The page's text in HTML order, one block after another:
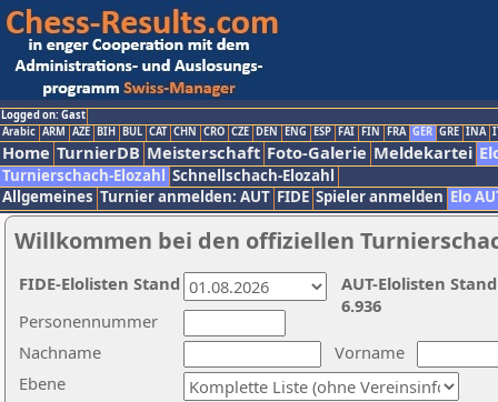
Logged on: Gast
Arabic ARM AZE BIH BUL CAT CHN CRO CZE DEN ENG ESP FAI FIN FRA GER GRE INA
Home TurnierDB Meisterschaft Foto-Galerie Meldekartei
Turnierschach-Elozahl Schnellschach-Elozahl
Allgemeines Turnier anmelden: AUT FIDE Spieler anmelden Elo
Willkommen bei den offiziellen
Nachname
Vorname
Ebene
Personennummer
AUT-Elolisten
6.936
FIDE-Elolisten Stand